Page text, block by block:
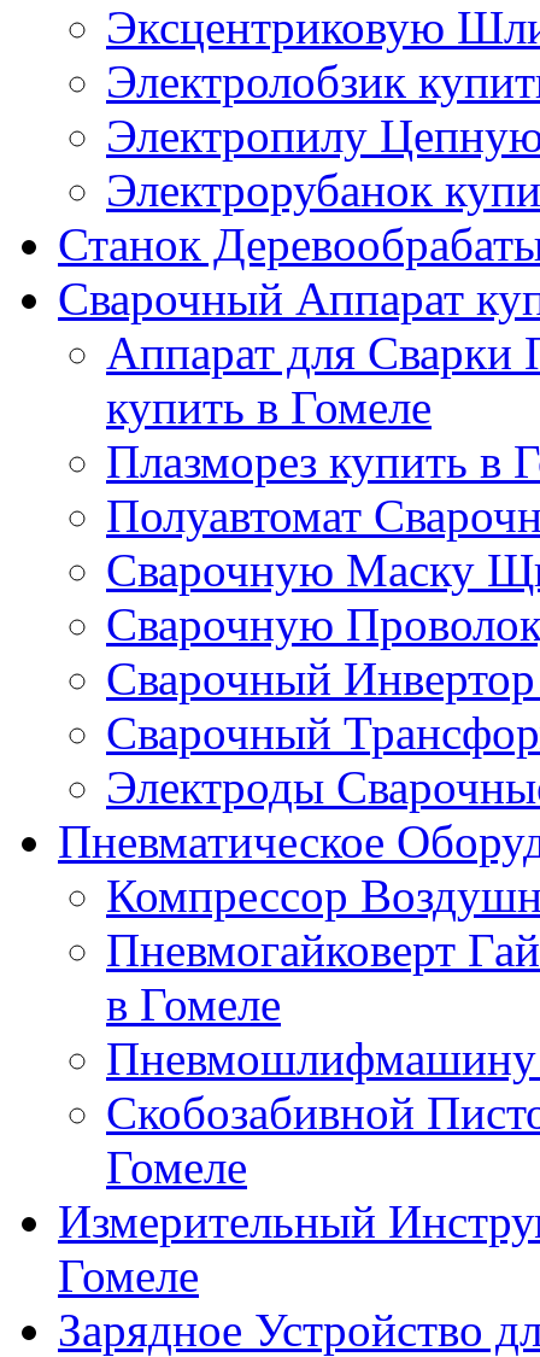
Эксцентриковую
Электролобзик
Электропилу
Электрорубанок
Станок
Сварочный Аппарат
Аппарат для
купить в Гомеле
Плазморез купить в
Полуавтомат
Сварочную Маску
Сварочную
Сварочный
Сварочный
Электроды
Пневматическое
Компрессор
Пневмогайковерт
в Гомеле
Пневмошлифмашину
Скобозабивной
Гомеле
Измерительный
Гомеле
Зарядное Устройство